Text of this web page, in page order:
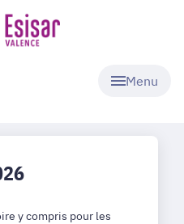
Menu
y compris pour les